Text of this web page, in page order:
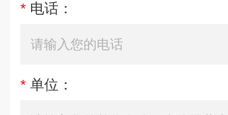
* 电话：
* 单位：